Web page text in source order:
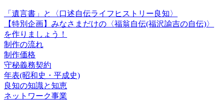
「遺言書」と〈口述自伝ライフヒストリー良知〉
【特別企画】みなさまだけの〈福翁自伝(福沢諭吉の自伝)〉
を作りましょう！
制作の流れ
制作価格
守秘義務契約
年表(昭和史・平成史)
良知の知識と知恵
ネットワーク事業